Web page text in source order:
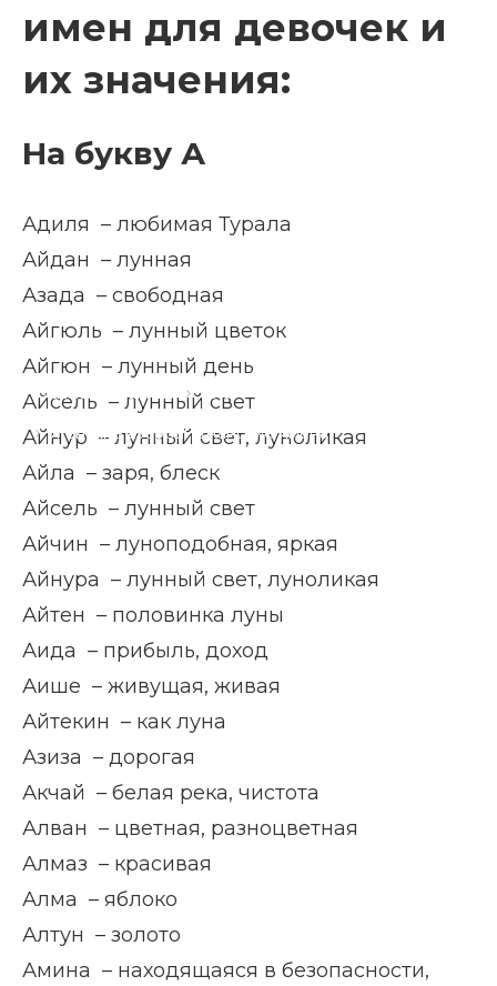
Главная страница
Женские азербайджанские имена
имен для девочек и
их значения:
На букву А
Адиля – любимая Турала
Айдан – лунная
Азада – свободная
Айгюль – лунный цветок
Айгюн – лунный день
Айсель – лунный свет
Айнур – лунный свет, луноликая
Айла – заря, блеск
Айсель – лунный свет
Айчин – луноподобная, яркая
Айнура – лунный свет, луноликая
Айтен – половинка луны
Аида – прибыль, доход
Аише – живущая, живая
Айтекин – как луна
Азиза – дорогая
Акчай – белая река, чистота
Алван – цветная, разноцветная
Алмаз – красивая
Алма – яблоко
Алтун – золото
Амина – находящаяся в безопасности,